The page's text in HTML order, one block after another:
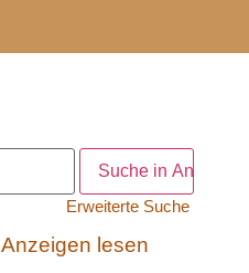
Erweiterte Suche
Anzeigen lesen